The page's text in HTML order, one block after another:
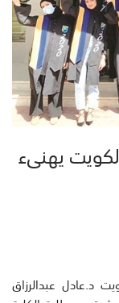
يهنىء
د.عادل عبدالرزاق